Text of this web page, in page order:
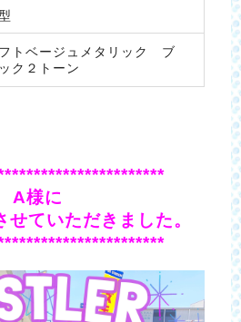
トベージュメタリック ブ
ク２トーン
A様に
せていただきました。